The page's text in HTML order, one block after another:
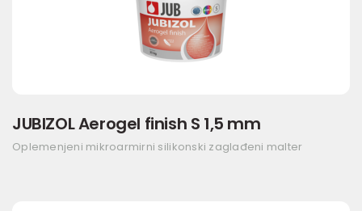
JUBIZOL Aerogel finish S 1,5 mm
Oplemenjeni mikroarmirni silikonski zaglađeni malter